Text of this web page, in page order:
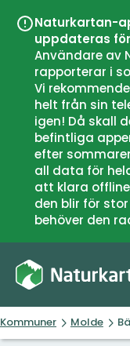
Naturkartan-
uppdateras
Användare av
rapporterar i
Vi
helt från sin
igen! Då skall
befintliga
efter
all data för
att klara
den blir för
behöver den
Kommuner Molde